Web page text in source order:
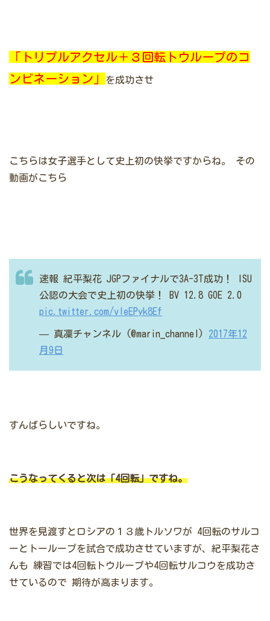
「トリプルアクセル＋３回転トウループのコ
ンビネーション」
を成功させ
こちらは女子選手として史上初の快挙ですからね。
その
動画がこちら
速報 紀平梨花 JGPファイナルで3A-3T成功！
ISU
公認の大会で史上初の快挙！
BV 12.8 GOE 2.0
pic.twitter.com/vIeEPyk8Ef
— 真凜チャンネル (@marin_channel) 2017年12
月9日
すんばらしいですね。
こうなってくると次は「4回転」ですね。
世界を見渡すとロシアの１３歳トルソワが 4回転のサルコ
ーとトーループを試合で成功させていますが、紀平梨花さ
んも
練習では4回転トウループや4回転サルコウを成功さ
せているので 期待が高まります。